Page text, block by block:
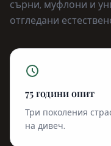
сърни, муфлони и
отгледани
75 години опит
Три поколения
на дивеч.